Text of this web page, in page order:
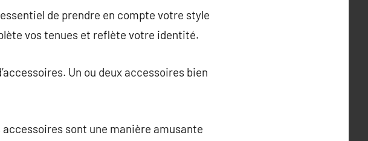
de prendre en compte votre style
vos tenues et reflète votre identité.
Un ou deux accessoires bien
accessoires sont une manière amusante